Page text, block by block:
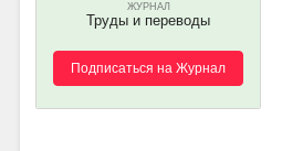
ЖУРНАЛ
Труды и переводы
Подписаться на Журнал